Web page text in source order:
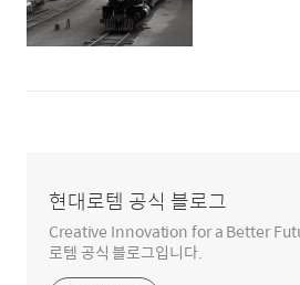
현대로템 공식 블로그
Creative Innovation for a Better
로템 공식 블로그입니다.